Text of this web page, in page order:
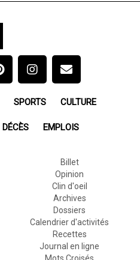
SPORTS CULTURE
DÉCÈS EMPLOIS
Billet
Opinion
Clin d'oeil
Archives
Dossiers
Calendrier d'activités
Recettes
Journal en ligne